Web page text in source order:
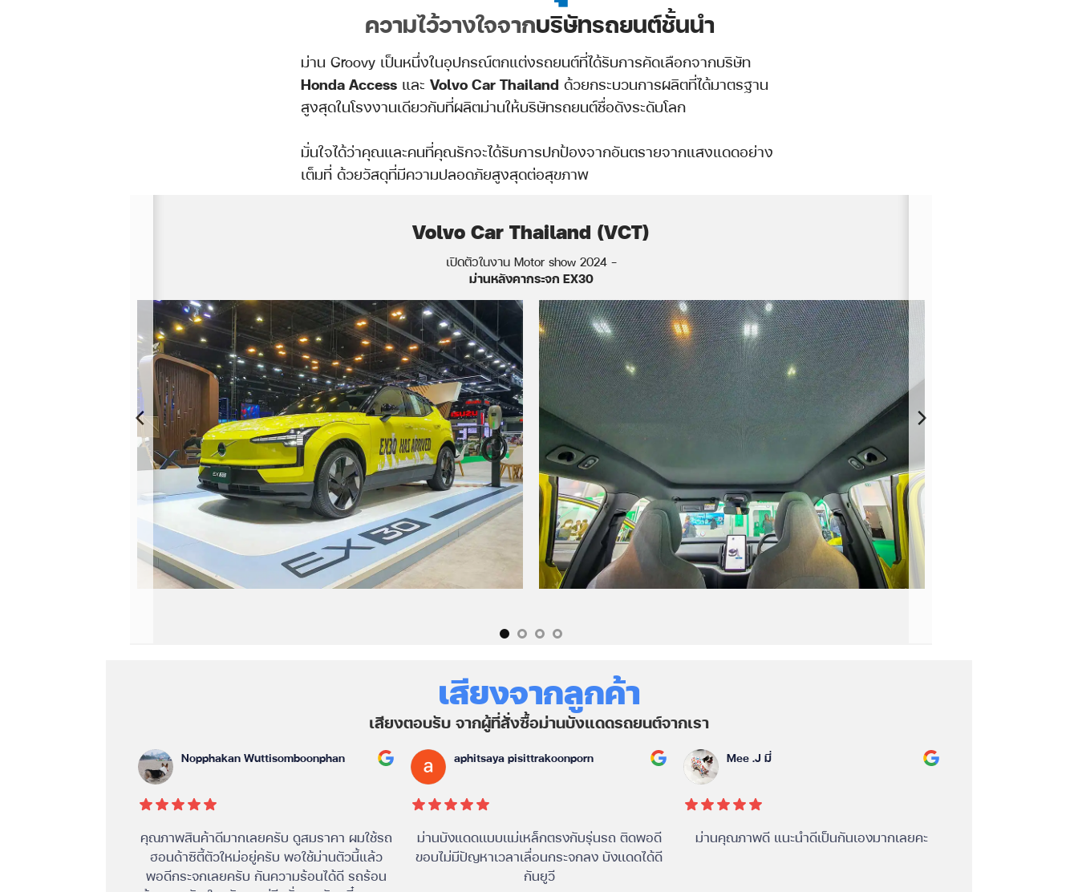
ความไว้วางใจจากบริษัทรถยนต์ชั้นนำ
ม่าน Groovy เป็นหนึ่งในอุปกรณ์ตกแต่งรถยนต์ที่ได้รับการคัดเลือกจากบริษัท
Honda Accessและ Volvo Car Thailand ด้วยกระบวนการผลิตที่ได้มาตรฐาน
สูงสุดในโรงงานเดียวกับที่ผลิตม่านให้บริษัทรถยนต์ชื่อดังระดับโลก
มั่นใจได้ว่าคุณและคนที่คุณรักจะได้รับการปกป้องจากอันตรายจากแสงแดดอย่าง
เต็มที่ ด้วยวัสดุที่มีความปลอดภัยสูงสุดต่อสุขภาพ
Volvo Car Thailand (VCT)
เปิดตัวในงาน Motor show 2024 -
ม่านหลังคากระจก EX30
เสียงจากลูกค้า
เสียงตอบรับ จากผู้ที่สั่งซื้อม่านบังแดดรถยนต์จากเรา
Nopphakan Wuttisomboonphan
คุณภาพสินค้าดีมากเลยครับ ดูสมราคา ผมใช้รถ
ฮอนด้าซิตี้ตัวใหม่อยู่ครับ พอใช้ม่านตัวนี้แล้ว
พอดีกระจกเลยครับ กันความร้อนได้ดี รถร้อน
aphitsaya pisittrakoonporn
ม่านบังแดดเเบบเเม่เหล็กตรงกับรุ่นรถ ติดพอดี
ขอบไม่มีปัญหาเวลาเลื่อนกระจกลง บังเเดดได้ดี
กันยูวี
Mee .J มี่
ม่านคุณภาพดี แนะนำดีเป็นกันเองมากเลยคะ